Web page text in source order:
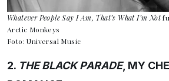
Whatever People Say I Am, That’s What I’m Not
Arctic Monkeys
Foto: Universal Music
2. THE BLACK PARADE, MY